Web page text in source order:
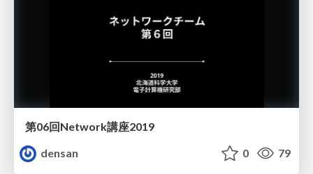
第06回Network講座2019
densan
0 79